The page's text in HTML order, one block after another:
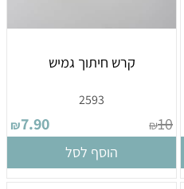
קרש חיתוך גמיש
2593
₪10
₪7.90
הוסף לסל